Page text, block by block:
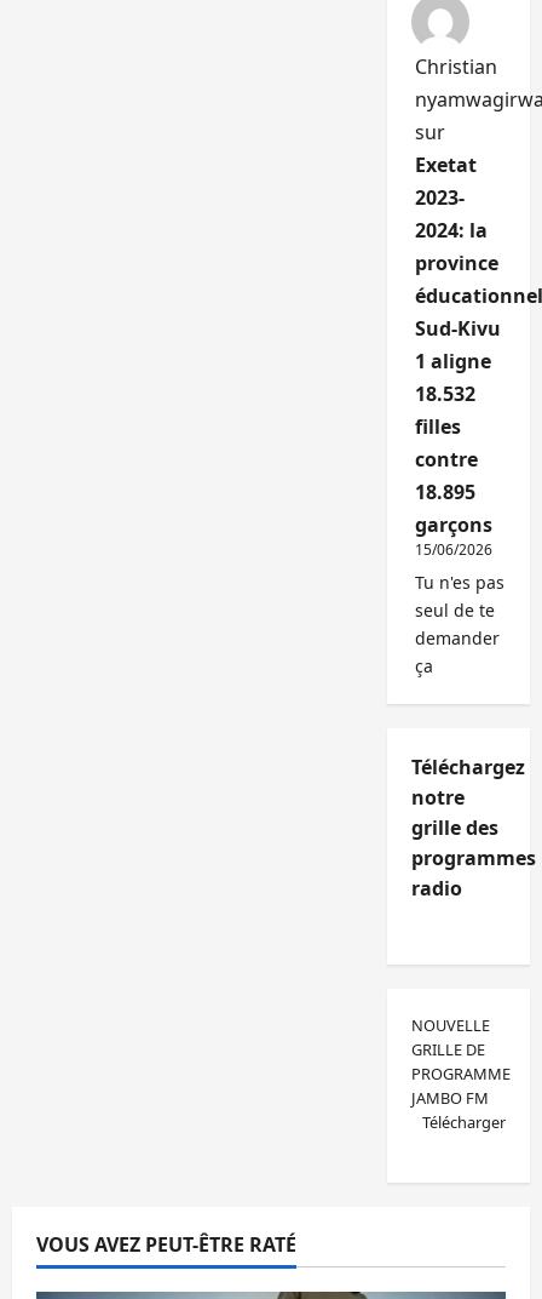
Christian
sur
Exetat
2023-
2024: la
province
Sud-Kivu
1 aligne
18.532
filles
contre
18.895
garçons
15/06/2026
Tu n'es pas
seul de te
demander
ça
Téléchargez
notre
grille des
programmes
radio
NOUVELLE
GRILLE DE
PROGRAMME
JAMBO FM
Télécharger
VOUS AVEZ PEUT-ÊTRE RATÉ